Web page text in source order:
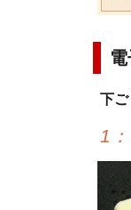
下ご
1 ：